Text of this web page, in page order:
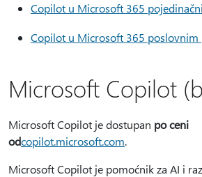
Copilot u Microsoft 365
Copilot u Microsoft 365 poslovnim
Microsoft Copilot
Microsoft Copilot je dostupan po ceni
odcopilot.microsoft.com.
Microsoft Copilot je pomoćnik za AI i